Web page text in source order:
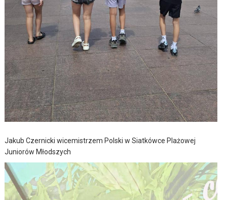
Jakub Czernicki wicemistrzem Polski w Siatkówce Plażowej
Juniorów Młodszych